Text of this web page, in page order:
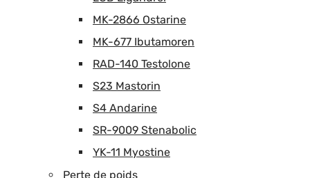
MK-2866 Ostarine
MK-677 Ibutamoren
RAD-140 Testolone
S23 Mastorin
S4 Andarine
SR-9009 Stenabolic
YK-11 Myostine
Perte de poids